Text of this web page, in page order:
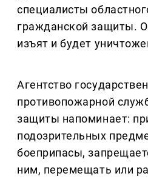
специалисты
гражданской защиты.
изъят и будет
Агентство
противопожарной
защиты напоминает:
подозрительных
боеприпасы,
ним, перемещать или